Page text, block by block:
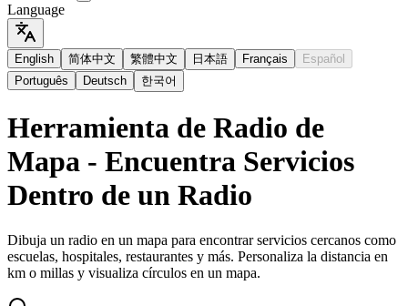
Language
English 简体中文 繁體中文 日本語 Français
Español
Português
Deutsch 한국어
Herramienta de Radio de
Mapa - Encuentra Servicios
Dentro de un Radio
Dibuja un radio en un mapa para encontrar servicios cercanos como
escuelas, hospitales, restaurantes y más. Personaliza la distancia en
km o millas y visualiza círculos en un mapa.